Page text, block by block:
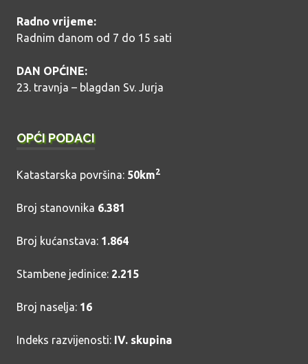
Radno vrijeme:
Radnim danom od 7 do 15 sati
DAN OPĆINE:
23. travnja – blagdan Sv. Jurja
OPĆI PODACI
Katastarska površina: 50km2
Broj stanovnika 6.381
Broj kućanstava: 1.864
Stambene jedinice: 2.215
Broj naselja: 16
Indeks razvijenosti: IV. skupina